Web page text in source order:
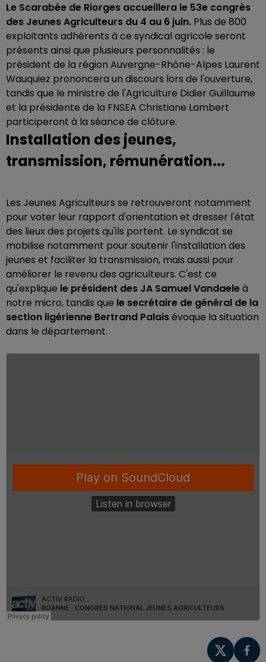
Le Scarabée de Riorges accueillera le 53e congrès
des Jeunes Agriculteurs du 4 au 6 juin. Plus de 800
exploitants adhérents à ce syndical agricole seront
présents ainsi que plusieurs personnalités : le
président de la région Auvergne-Rhône-Alpes Laurent
Wauquiez prononcera un discours lors de l'ouverture,
tandis que le ministre de l'Agriculture Didier Guillaume
et la présidente de la FNSEA Christiane Lambert
participeront à la séance de clôture.
Installation des jeunes,
transmission, rémunération...
Les Jeunes Agriculteurs se retrouveront notamment
pour voter leur rapport d'orientation et dresser l'état
des lieux des projets qu'ils portent. Le syndicat se
mobilise notamment pour soutenir l'installation des
jeunes et faciliter la transmission, mais aussi pour
améliorer le revenu des agriculteurs. C'est ce
qu'explique le président des JA Samuel Vandaeleà
notre micro, tandis que le secrétaire de général de la
section ligérienne Bertrand Palaisévoque la situation
dans le département.